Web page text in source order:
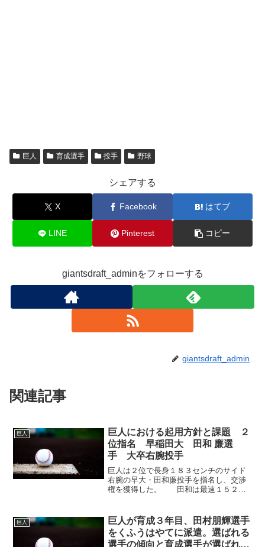
巨人 育成選手 投手 野球
シェアする
X Facebook はてブ
LINE Pinterest コピー
giantsdraft_adminをフォローする
giantsdraft_admin
関連記事
巨人
巨人における起用方針と課題 ２
位指名 早稲田大 田和 廉選
手 大卒右腕投手
巨人は２位で長身１８３センチのサイド
右腕の早大・田和廉投手を指名し、交渉
権を獲得した。 田和は最速１５２キ
ーグ戦はここまで２０試合に登板し、２
勝１敗、防御率１・８２を...
巨人
巨人が育成３年目、田村朋輝選手
をくふうはやてに派遣。選ばれる
選手の傾向と育成選手が選ばれる